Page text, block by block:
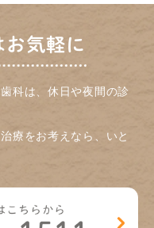
気軽に
科は、休日や夜間の診
療をお考えなら、いと